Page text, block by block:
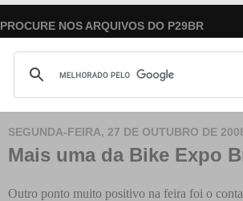
PROCURE NOS ARQUIVOS DO P29BR
SEGUNDA-FEIRA, 27 DE OUTUBRO DE
Mais uma da Bike Expo
Outro ponto muito positivo na feira foi o